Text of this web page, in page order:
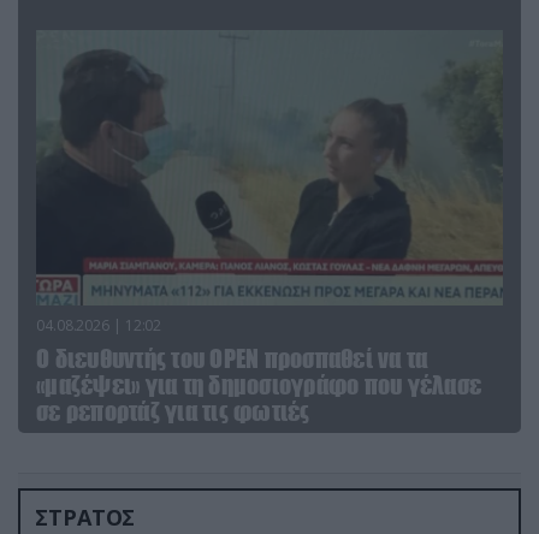
04.08.2026 | 12:02
O διευθυντής του OPEN προσπαθεί να τα
«μαζέψει» για τη δημοσιογράφο που γέλασε
σε ρεπορτάζ για τις φωτιές
ΣΤΡΑΤΟΣ